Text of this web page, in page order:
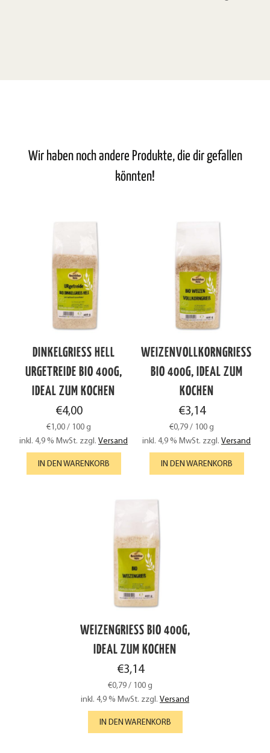
Wir haben noch andere Produkte, die dir gefallen
könnten!
DINKELGRIESS HELL U
RGETREIDE BIO 400G, I
DEAL ZUM KOCHEN
€4,00
€1,00 / 100 g
inkl. 4,9 % MwSt. zzgl. Versand
IN DEN WARENKORB
WEIZENVOLLKORNGRIESS B
IO 400G, IDEAL ZUM K
OCHEN
€3,14
€0,79 / 100 g
inkl. 4,9 % MwSt. zzgl. Versand
IN DEN WARENKORB
WEIZENGRIESS BIO 400G, I
DEAL ZUM KOCHEN
€3,14
€0,79 / 100 g
inkl. 4,9 % MwSt. zzgl. Versand
IN DEN WARENKORB